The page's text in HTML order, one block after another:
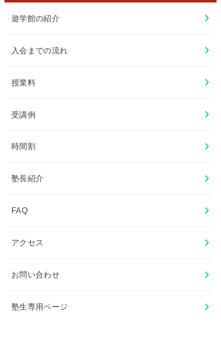
遊学館の紹介
入会までの流れ
授業料
受講例
時間割
塾長紹介
FAQ
アクセス
お問い合わせ
塾生専用ページ